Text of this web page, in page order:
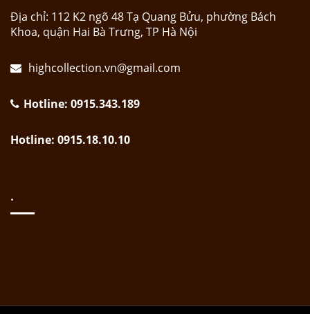
Địa chỉ: 112 K2 ngõ 48 Tạ Quang Bửu, phường Bách
Khoa, quận Hai Bà Trưng, TP Hà Nội
highcollection.vn@gmail.com
Hotline: 0915.343.189
Hotline: 0915.18.10.10
.